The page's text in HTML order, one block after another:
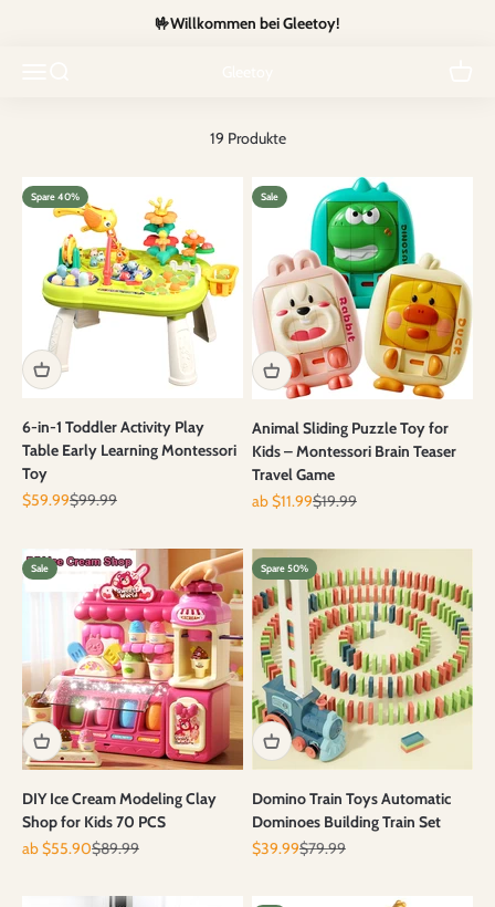
🤟Willkommen bei Gleetoy!
19 Produkte
Spare 40%
6-in-1 Toddler Activity Play
Table Early Learning Montessori
Toy
Angebot
$59.99Regulärer Preis
$99.99
Sale
Animal Sliding Puzzle Toy for
Kids – Montessori Brain Teaser
Travel Game
Angebot
ab $11.99Regulärer Preis
$19.99
Sale
DIY Ice Cream Modeling Clay
Shop for Kids 70 PCS
Angebot
ab $55.90Regulärer Preis
$89.99
Spare 50%
Domino Train Toys Automatic
Dominoes Building Train Set
Angebot
$39.99Regulärer Preis
$79.99